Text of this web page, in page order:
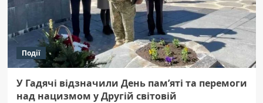
Події
У Гадячі відзначили День пам’яті та перемоги
над нацизмом у Другій світовій